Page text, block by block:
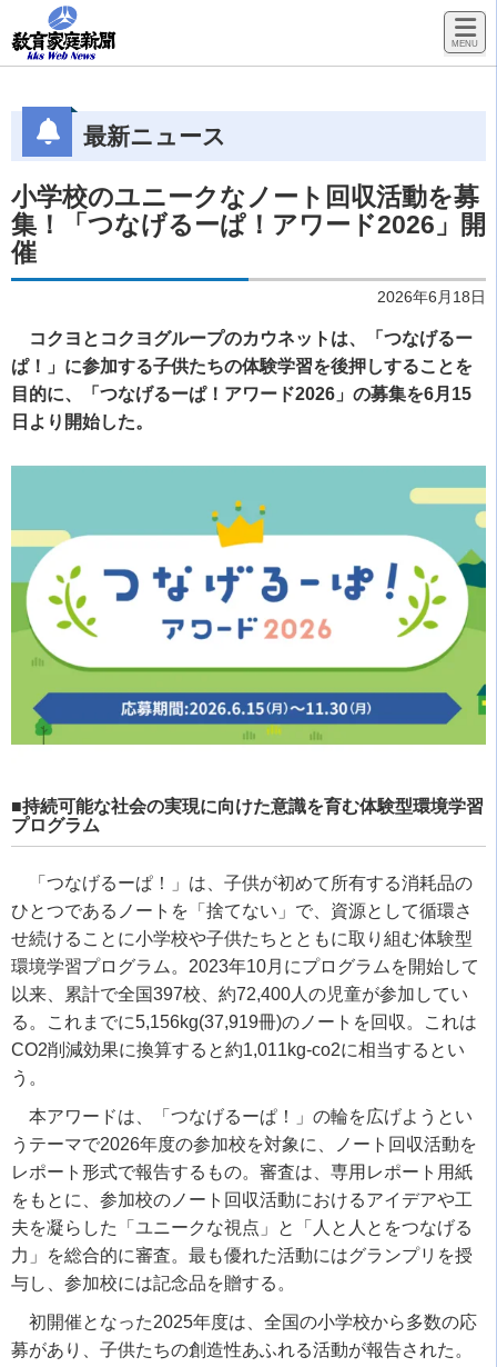
最新ニュース
小学校のユニークなノート回収活動を募
集！「つなげるーぱ！アワード2026」開
催
2026年6月18日
コクヨとコクヨグループのカウネットは、「つなげるー
ぱ！」に参加する子供たちの体験学習を後押しすることを
目的に、「つなげるーぱ！アワード2026」の募集を6月15
日より開始した。
■持続可能な社会の実現に向けた意識を育む体験型環境学習
プログラム
「つなげるーぱ！」は、子供が初めて所有する消耗品の
ひとつであるノートを「捨てない」で、資源として循環さ
せ続けることに小学校や子供たちとともに取り組む体験型
環境学習プログラム。2023年10月にプログラムを開始して
以来、累計で全国397校、約72,400人の児童が参加してい
る。これまでに5,156kg(37,919冊)のノートを回収。これは
CO2削減効果に換算すると約1,011kg-co2に相当するとい
う。
本アワードは、「つなげるーぱ！」の輪を広げようとい
うテーマで2026年度の参加校を対象に、ノート回収活動を
レポート形式で報告するもの。審査は、専用レポート用紙
をもとに、参加校のノート回収活動におけるアイデアや工
夫を凝らした「ユニークな視点」と「人と人とをつなげる
力」を総合的に審査。最も優れた活動にはグランプリを授
与し、参加校には記念品を贈する。
初開催となった2025年度は、全国の小学校から多数の応
募があり、子供たちの創造性あふれる活動が報告された。